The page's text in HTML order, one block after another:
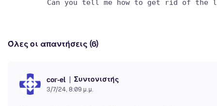
Όλες οι απαντήσεις (6)
cor-el Συντονιστής
3/7/24, 8:09 μ.μ.